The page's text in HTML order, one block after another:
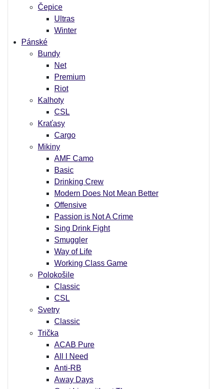
Čepice
Ultras
Winter
Pánské
Bundy
Net
Premium
Riot
Kalhoty
CSL
Kraťasy
Cargo
Mikiny
AMF Camo
Basic
Drinking Crew
Modern Does Not Mean Better
Offensive
Passion is Not A Crime
Sing Drink Fight
Smuggler
Way of Life
Working Class Game
Polokošile
Classic
CSL
Svetry
Classic
Trička
ACAB Pure
All I Need
Anti-RB
Away Days